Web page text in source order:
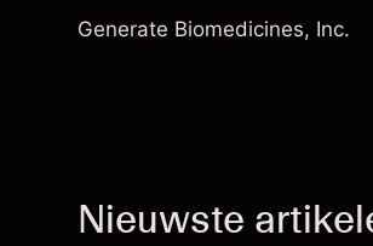
Generate Biomedicines, Inc.
Nieuwste